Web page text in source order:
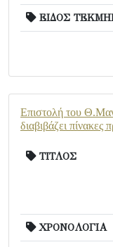
ΕΙΔΟΣ
Επιστολή του
διαβιβάζει πίνακες
ΤΙΤΛΟΣ
ΧΡΟΝΟΛΟΓΙΑ